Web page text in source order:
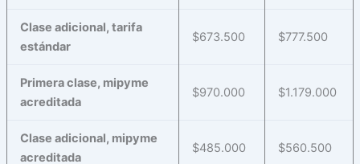
Clase adicional, tarifa
estándar
$673.500 $777.500
Primera clase, mipyme
acreditada
$970.000 $1.179.000
Clase adicional, mipyme
acreditada
$485.000 $560.500